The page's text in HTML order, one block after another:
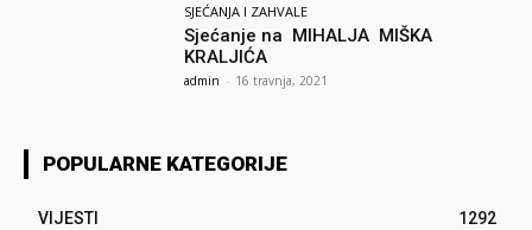
SJEĆANJA I ZAHVALE
Sjećanje na MIHALJA MIŠKA
KRALJIĆA
admin - 16 travnja, 2021
POPULARNE KATEGORIJE
VIJESTI
1292